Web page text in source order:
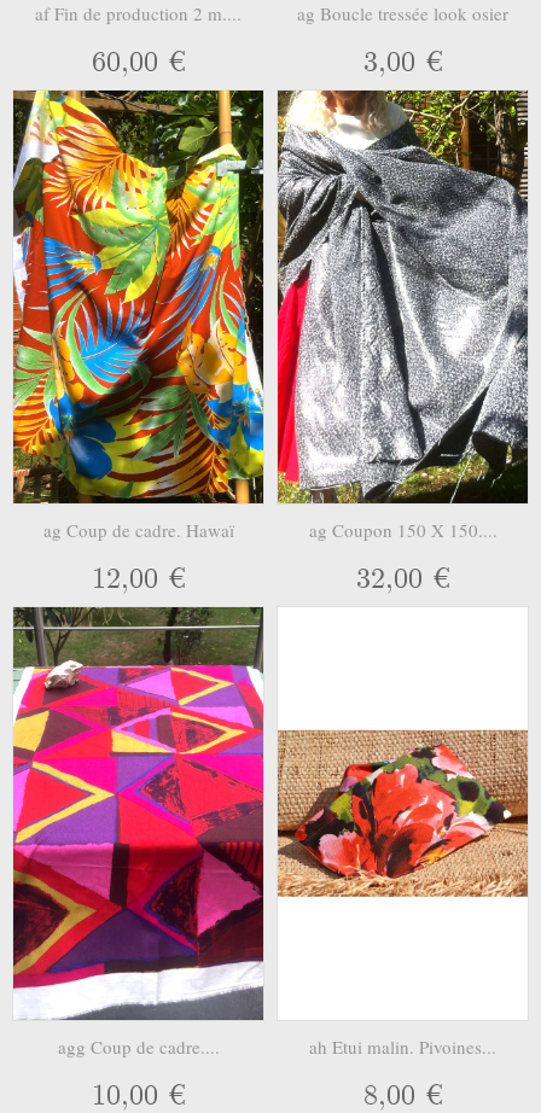
af Fin de production 2 m....
60,00 €
ag Boucle tressée look osier
3,00 €
ag Coup de cadre. Hawaï
12,00 €
ag Coupon 150 X 150....
32,00 €
agg Coup de cadre....
10,00 €
ah Etui malin. Pivoines...
8,00 €